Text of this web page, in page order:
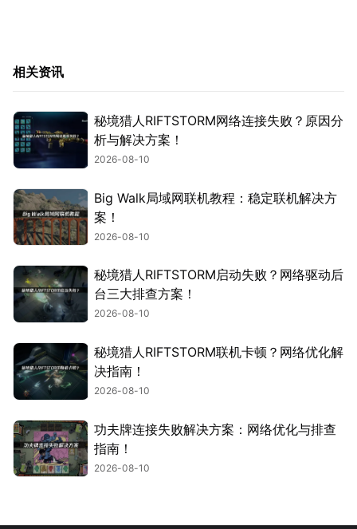
相关资讯
秘境猎人RIFTSTORM网络连接失败？原因分
析与解决方案！
2026-08-10
Big Walk局域网联机教程：稳定联机解决方
案！
2026-08-10
秘境猎人RIFTSTORM启动失败？网络驱动后
台三大排查方案！
2026-08-10
秘境猎人RIFTSTORM联机卡顿？网络优化解
决指南！
2026-08-10
功夫牌连接失败解决方案：网络优化与排查
指南！
2026-08-10